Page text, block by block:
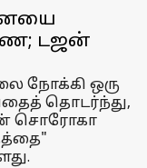
டஜன்
நோக்கி ஒரு
தொடர்ந்து,
சொரோகா